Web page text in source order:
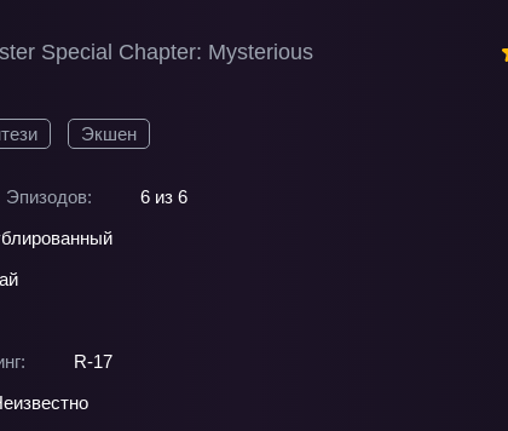
Special Chapter: Mysterious
Экшен
Эпизодов:
6 из 6
R-17